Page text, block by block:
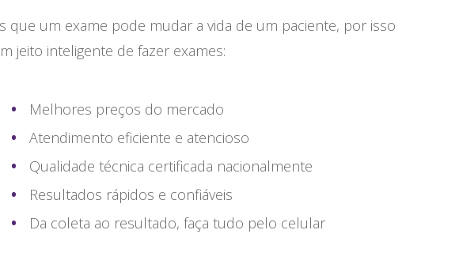
que um exame pode mudar a vida de um paciente, por isso
jeito inteligente de fazer exames:
Melhores preços do mercado
Atendimento eficiente e atencioso
Qualidade técnica certificada nacionalmente
Resultados rápidos e confiáveis
Da coleta ao resultado, faça tudo pelo celular